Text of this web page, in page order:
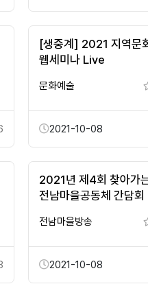
[생중계] 2021 지역문
웹세미나 Live
문화예술
2021-10-08
2021년 제4회 찾아가
전남마을공동체 간담회
전남마을방송
2021-10-08